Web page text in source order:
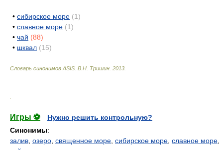
• сибирское море (1)
• славное море (1)
• чай (88)
• шквал (15)
Словарь синонимов ASIS. В.Н. Тришин 2013
Игры ⚽
Нужно решить контрольную?
Синонимы:
залив озеро священное море сибирское море славное море